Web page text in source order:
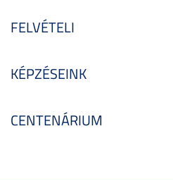
FELVÉTELI
KÉPZÉSEINK
CENTENÁRIUM